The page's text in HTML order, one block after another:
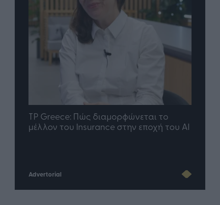
TP Greece: Πώς διαμορφώνεται το
μέλλον του Insurance στην εποχή του AI
Advertorial